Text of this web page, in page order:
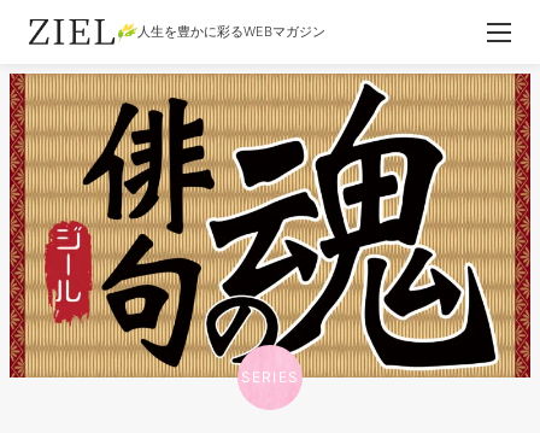
人生を豊かに彩るWEBマガジン
SERIES